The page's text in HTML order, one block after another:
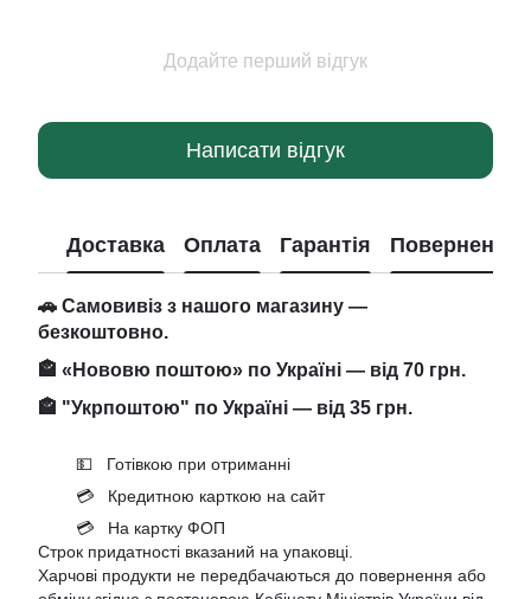
Додайте перший відгук
Написати відгук
Доставка Оплата Гарантія Повернення
🚗 Самовивіз з нашого магазину —
безкоштовно.
🏤 «Нововю поштою» по Україні — від 70 грн.
🏤 "Укрпоштою" по Україні — від 35 грн.
💵 Готівкою при отриманні
💳 Кредитною карткою на сайт
💳 На картку ФОП
Строк придатності вказаний на упаковці.
Харчові продукти не передбачаються до повернення або